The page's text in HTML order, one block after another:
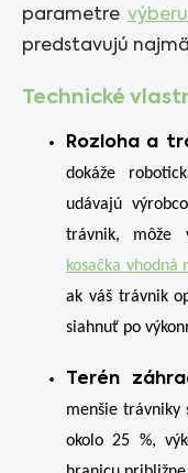
parametre
predstavujú
Technické
Rozloha a
dokáže
udávajú
trávnik, môže
kosačka
ak váš trávnik
siahnuť po
Terén
menšie trávniky
okolo 25 %,